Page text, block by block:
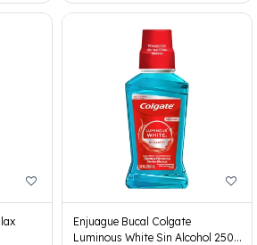
Enjuague Bucal Colgate
Luminous White Sin Alcohol 250